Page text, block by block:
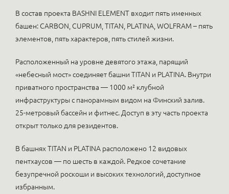
В состав проекта BASHNI ELEMENT входит пять именных
башен: CARBON, CUPRUM, TITAN, PLATINA, WOLFRAM – пять
элементов, пять характеров, пять стилей жизни.
Расположенный на уровне девятого этажа, парящий
«небесный мост» соединяет башни TITAN и PLATINA. Внутри
приватного пространства — 1000 м² клубной
инфраструктуры с панорамным видом на Финский залив.
25-метровый бассейн и фитнес. Доступ в эту часть проекта
открыт только для резидентов.
В башнях TITAN и PLATINA расположено 12 видовых
пентхаусов — по шесть в каждой. Редкое сочетание
безупречной роскоши и высоких технологий, доступное
избранным.